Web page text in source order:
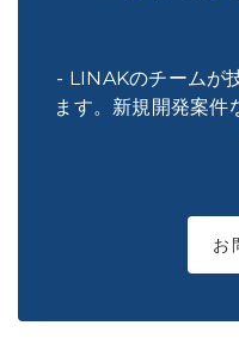
- LINAKのチームが
ます。新規開発案件
お